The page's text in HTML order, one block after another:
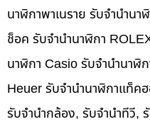
นาฬิกาพาเนราย รับจำนำน
ช็อค รับจำนำนาฬิกา
นาฬิกา Casio รับจำนำนาฬิ
Heuer รับจำนำนาฬิกาแท็ค
รับจำนำกล้อง, รับจำนำทีวี,